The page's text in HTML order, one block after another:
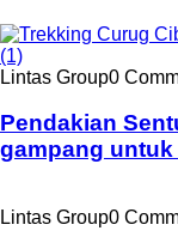
Lintas Group0
Pendakian
gampang
Lintas Group0